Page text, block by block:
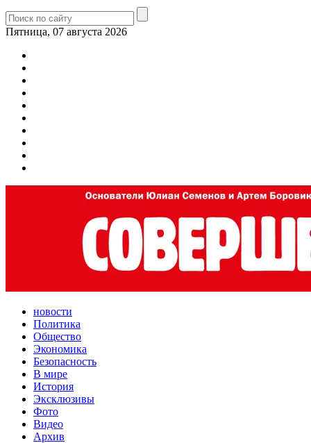
Пятница, 07 августа 2026
новости
Политика
Общество
Экономика
Безопасность
В мире
История
Эксклюзивы
Фото
Видео
Архив